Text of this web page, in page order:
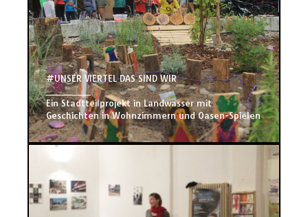
#UNSER VIERTEL DAS SIND WIR
________
Ein Stadtteilprojekt in Landwasser mit
Geschichten in Wohnzimmern und Oasen-Spielen